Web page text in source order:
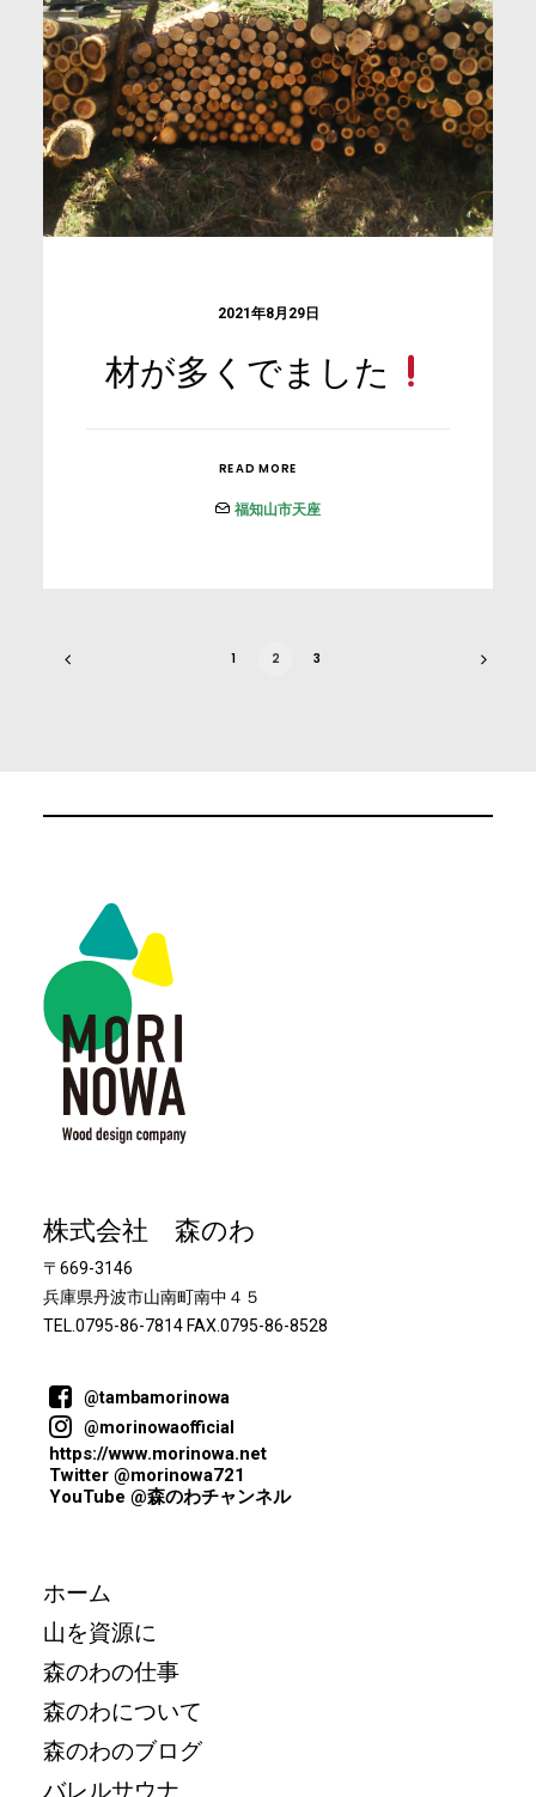
2021年8月29日
材が多くでました
READ MORE
福知山市天座
1 2 3
株式会社 森のわ
〒669-3146
兵庫県丹波市山南町南中４５
TEL.0795-86-7814 FAX.0795-86-8528
@tambamorinowa
@morinowaofficial
https://www.morinowa.net
Twitter @morinowa721
YouTube @森のわチャンネル
ホーム
山を資源に
森のわの仕事
森のわについて
森のわのブログ
バレルサウナ